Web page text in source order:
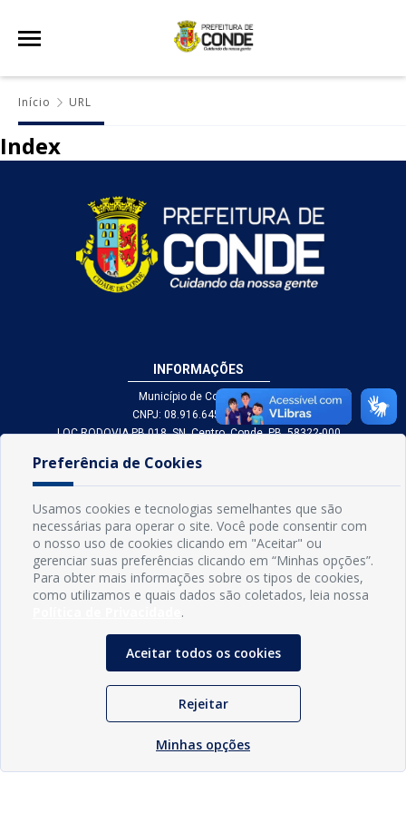
Início URL
Index
INFORMAÇÕES
Município de Conde - PB
CNPJ: 08.916.645/0001-80
LOC RODOVIA PB 018, SN, Centro, Conde, PB, 58322-000
gabinetedaprefeita@conde.pb.gov.br
Exp: Segunda a sexta, das 8h às 14h.
© Prefeitura Municipal do Conde | Desenvolvido porSogo Tecnologia
Preferência de Cookies
Usamos cookies e tecnologias semelhantes que são
necessárias para operar o site. Você pode consentir com
o nosso uso de cookies clicando em "Aceitar" ou
gerenciar suas preferências clicando em “Minhas opções”.
Para obter mais informações sobre os tipos de cookies,
como utilizamos e quais dados são coletados, leia nossa
.
Aceitar todos os cookies
Rejeitar
Minhas opções